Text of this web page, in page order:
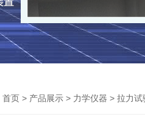
首页 > 产品展示 > 力学仪器 > 拉力试